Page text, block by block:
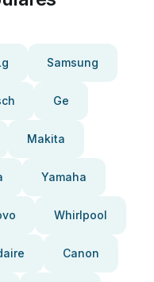
Samsung
Ge
Makita
Yamaha
Whirlpool
Canon